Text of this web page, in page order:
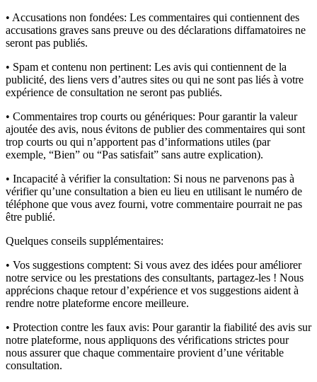
• Accusations non fondées: Les commentaires qui contiennent des
accusations graves sans preuve ou des déclarations diffamatoires ne
seront pas publiés.
• Spam et contenu non pertinent: Les avis qui contiennent de la
publicité, des liens vers d’autres sites ou qui ne sont pas liés à votre
expérience de consultation ne seront pas publiés.
• Commentaires trop courts ou génériques: Pour garantir la valeur
ajoutée des avis, nous évitons de publier des commentaires qui sont
trop courts ou qui n’apportent pas d’informations utiles (par
exemple, “Bien” ou “Pas satisfait” sans autre explication).
• Incapacité à vérifier la consultation: Si nous ne parvenons pas à
vérifier qu’une consultation a bien eu lieu en utilisant le numéro de
téléphone que vous avez fourni, votre commentaire pourrait ne pas
être publié.
Quelques conseils supplémentaires:
• Vos suggestions comptent: Si vous avez des idées pour améliorer
notre service ou les prestations des consultants, partagez-les ! Nous
apprécions chaque retour d’expérience et vos suggestions aident à
rendre notre plateforme encore meilleure.
• Protection contre les faux avis: Pour garantir la fiabilité des avis sur
notre plateforme, nous appliquons des vérifications strictes pour
nous assurer que chaque commentaire provient d’une véritable
consultation.